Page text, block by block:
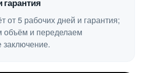
гарантия
от 5 рабочих дней и гарантия;
объём и переделаем
заключение.